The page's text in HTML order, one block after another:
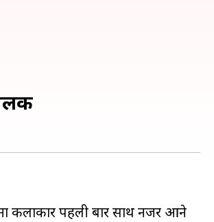
कलाकार पहली बार साथ नजर आने